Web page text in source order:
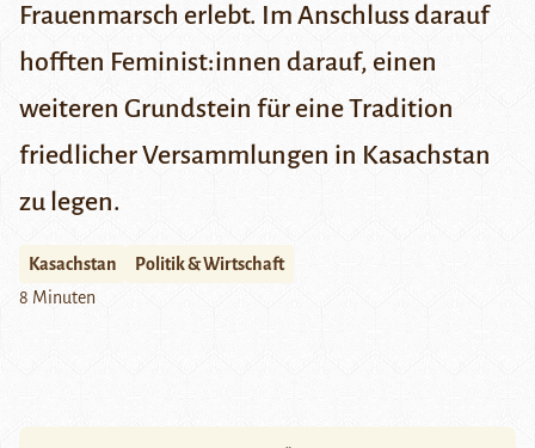
Frauenmarsch erlebt. Im Anschluss darauf
hofften Feminist:innen darauf, einen
weiteren Grundstein für eine Tradition
friedlicher Versammlungen in Kasachstan
zu legen.
Kasachstan
Politik & Wirtschaft
8 Minuten